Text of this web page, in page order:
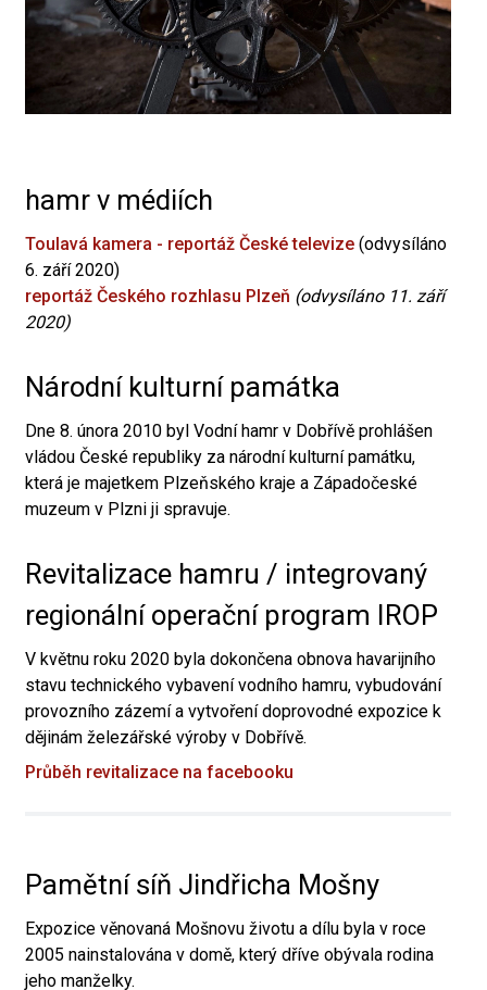
hamr v médiích
Toulavá kamera - reportáž České televize (odvysíláno
6. září 2020)
reportáž Českého rozhlasu Plzeň (odvysíláno 11. září
2020)
Národní kulturní památka
Dne 8. února 2010 byl Vodní hamr v Dobřívě prohlášen
vládou České republiky za národní kulturní památku,
která je majetkem Plzeňského kraje a Západočeské
muzeum v Plzni ji spravuje.
Revitalizace hamru / integrovaný
regionální operační program IROP
V květnu roku 2020 byla dokončena obnova havarijního
stavu technického vybavení vodního hamru, vybudování
provozního zázemí a vytvoření doprovodné expozice k
dějinám železářské výroby v Dobřívě.
Průběh revitalizace na facebooku
Pamětní síň Jindřicha Mošny
Expozice věnovaná Mošnovu životu a dílu byla v roce
2005 nainstalována v domě, který dříve obývala rodina
jeho manželky.